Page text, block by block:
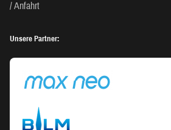
Anfahrt
Unsere Partner: